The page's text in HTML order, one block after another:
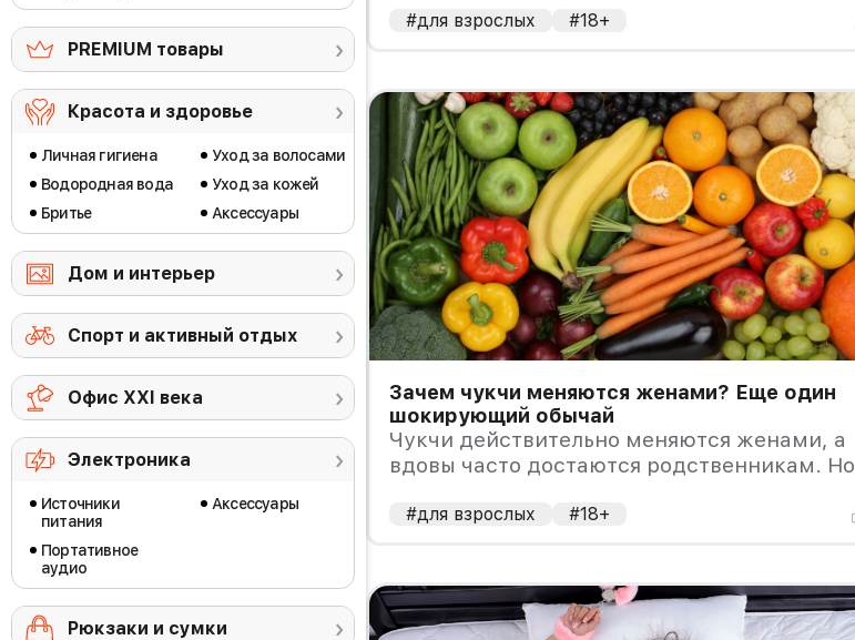
PREMIUM товары
Красота и здоровье
Личная гигиена
Водородная вода
Бритье
Уход за волосами
Уход за кожей
Аксессуары
Дом и интерьер
Спорт и активный отдых
Офис ХХI века
Электроника
Источники
питания
Портативное
аудио
Аксессуары
Рюкзаки и сумки
#для взрослых #18+
Зачем чукчи меняются женами? Еще один
шокирующий обычай
Чукчи действительно меняются женами, а
вдовы часто достаются родственникам. Но
#для взрослых #18+